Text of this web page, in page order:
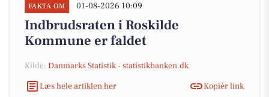
FAKTA OM 01-08-2026 10:09
Indbrudsraten i Roskilde
Kommune er faldet
Kilde: Danmarks Statistik - statistikbanken.dk
Læs hele artiklen her
Kopiér link